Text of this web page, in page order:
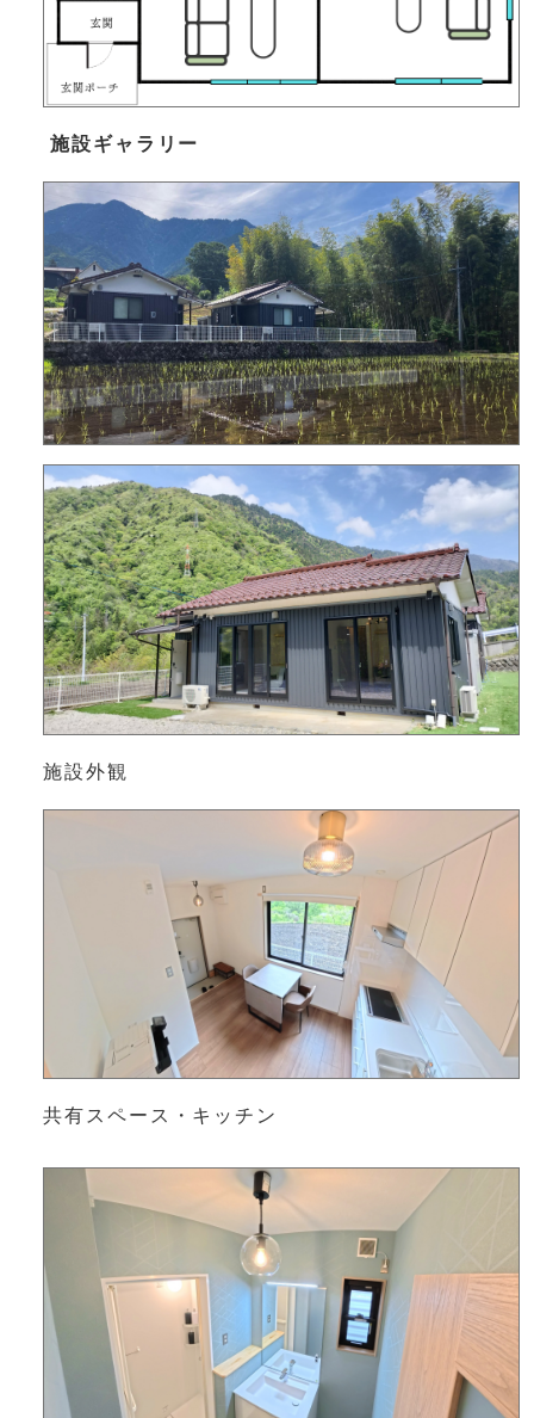
施設ギャラリー
施設外観
共有スペース・キッチン